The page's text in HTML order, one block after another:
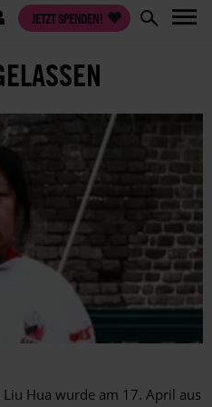
JETZT SPENDEN!
Hua wurde am 17. April aus